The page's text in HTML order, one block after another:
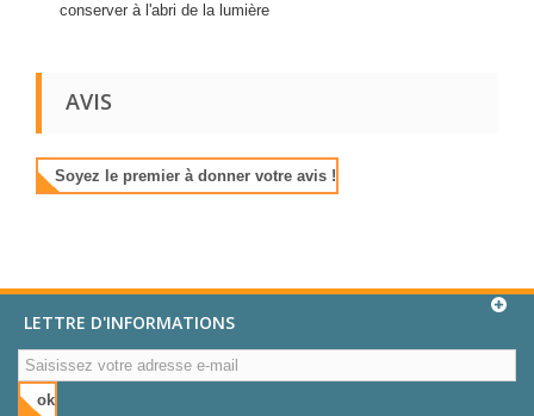
conserver à l'abri de la lumière
AVIS
Soyez le premier à donner votre avis !
LETTRE D'INFORMATIONS
ok